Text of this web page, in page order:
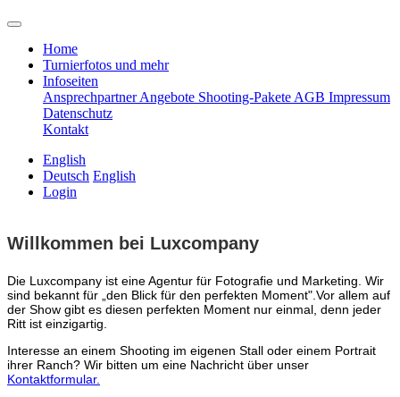
Home
Turnierfotos und mehr
Infoseiten
AnsprechpartnerAngebote Shooting-Pakete AGB Impressum
Datenschutz
Kontakt
English
Deutsch English
Login
Willkommen bei Luxcompany
Die Luxcompany ist eine Agentur für Fotografie und Marketing. Wir
sind bekannt für „den Blick für den perfekten Moment".Vor allem auf
der Show gibt es diesen perfekten Moment nur einmal, denn jeder
Ritt ist einzigartig.
Interesse an einem Shooting im eigenen Stall oder einem Portrait
ihrer Ranch? Wir bitten um eine Nachricht über unser
Kontaktformular.